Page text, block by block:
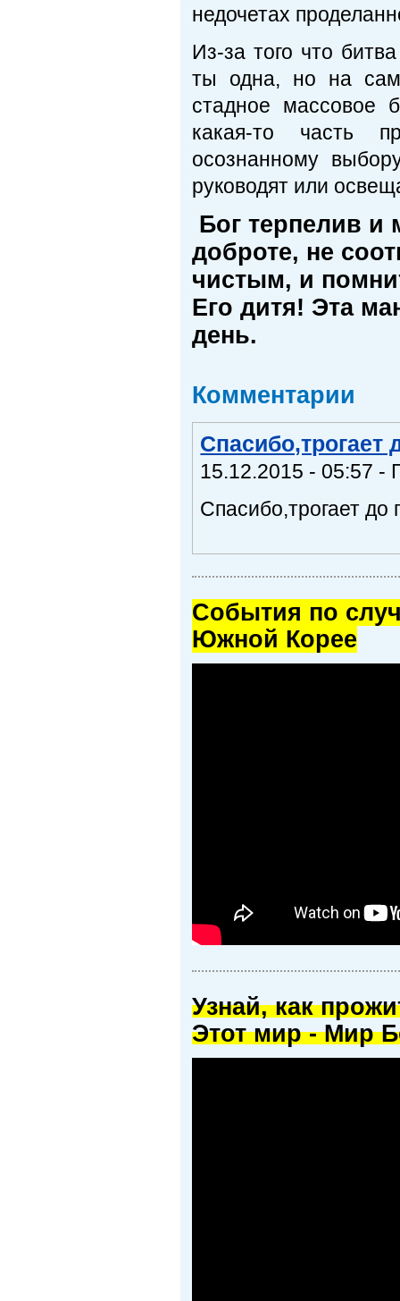
недочетах
Из-за того что
ты одна, но на
стадное массовое
какая-то часть
осознанному
руководят или
Бог терпелив
доброте, не
чистым, и
Его дитя! Эта
день.
Комментарии
Спасибо,трогает
15.12.2015 - 05:57 -
Спасибо,трогает до
Cобытия по
Южной Корее
Узнай, как
Этот мир - Мир